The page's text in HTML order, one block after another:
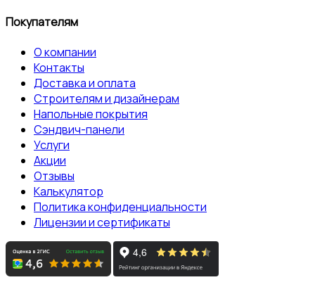
Покупателям
О компании
Контакты
Доставка и оплата
Строителям и дизайнерам
Напольные покрытия
Сэндвич-панели
Услуги
Акции
Отзывы
Калькулятор
Политика конфиденциальности
Лицензии и сертификаты